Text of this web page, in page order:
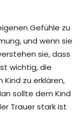
Gefühle zu
und wenn sie
sie, dass
wichtig, die
zu erklären,
sollte dem Kind
Trauer stark ist